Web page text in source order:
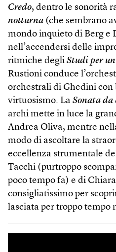
Credo, dentro le sonorità
notturna (che sembrano
mondo inquieto di Berg e
nell’accendersi delle
ritmiche degli Studi per
Rustioni conduce
orchestrali di Ghedini con
virtuosismo. La Sonata da
archi mette in luce la
Andrea Oliva, mentre
modo di ascoltare la
eccellenza strumentale
Tacchi (purtroppo
poco tempo fa) e di
consigliatissimo per
lasciata per troppo tempo